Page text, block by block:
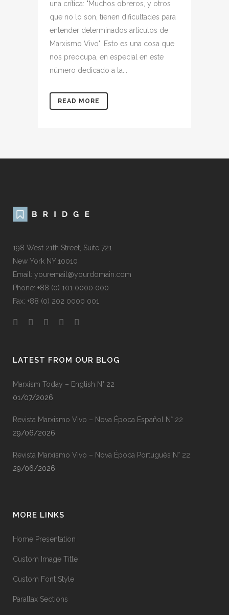
una crítica: "Muchos obreros, y otros
que no lo son, tienen dificultades para
entender determinados artículos de
Marxismo Vivo". Esto es una cosa que
nos preocupa, en especial en este
número dedicado a la...
READ MORE
198 West 21th Street, Suite 721
New York NY 10010
Email: youremail@yourdomain.com
Phone: +88 (0) 101 0000 000
Fax: +88 (0) 202 0000 001
LATEST FROM OUR BLOG
Marxism Today – English N° 22
01/07/2026
Revista Marxismo Vivo – Nova Época Español N° 22
29/06/2026
Revista Marxismo Vivo – Nova Época Português N° 22
29/06/2026
MORE LINKS
Home Presentation
Custom Image Title
Custom Font Style
Parallax Sections